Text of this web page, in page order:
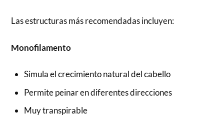
Las estructuras más recomendadas incluyen:
Monofilamento
Simula el crecimiento natural del cabello
Permite peinar en diferentes direcciones
Muy transpirable